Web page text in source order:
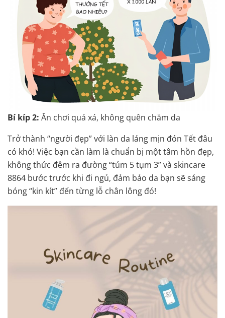
Bí kíp 2: Ăn chơi quá xá, không quên chăm da
Trở thành “người đẹp” với làn da láng mịn đón Tết đâu
có khó! Việc bạn cần làm là chuẩn bị một tâm hồn đẹp,
không thức đêm ra đường “túm 5 tụm 3” và skincare
8864 bước trước khi đi ngủ, đảm bảo da bạn sẽ sáng
bóng “kin kít” đến từng lỗ chân lông đó!